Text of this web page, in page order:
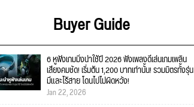
Buyer Guide
6 หูฟังเกมมิ่งน่าใช้ปี 2026 ฟังเพลงดีเล่นเกมเพลิน
เสียงคมชัด! เริ่มต้น 1,200 บาทเท่านั้น! รวมมิตรทั้งรุ่น
มีและไร้สาย โดนไปไม่ผิดหวัง!
Jan 22, 2026